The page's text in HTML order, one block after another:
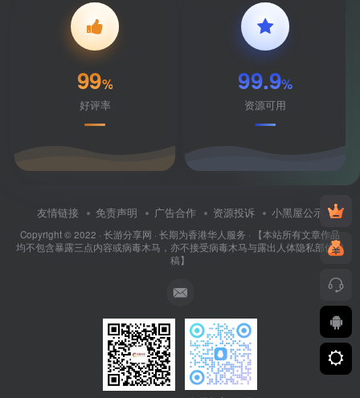
99%
好评率
99.9%
资源可用
友情链接 免责声明 广告合作 资源投诉 小黑屋公示
Copyright © 2022 · 长游分享网 · 长期为香港华人服务 · 【本站所有文章作品
均不包含暴露三点内容或病毒木马，亦不接受病毒木马与露出人体隐私部位投
稿】